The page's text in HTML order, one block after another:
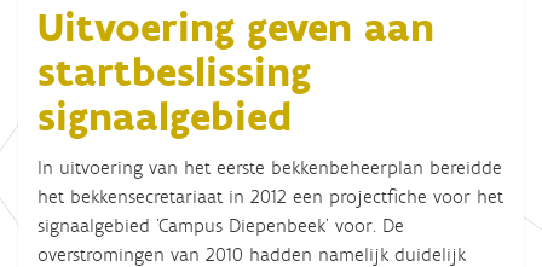
Uitvoering geven aan
startbeslissing
signaalgebied
In uitvoering van het eerste bekkenbeheerplan bereidde
het bekkensecretariaat in 2012 een projectfiche voor het
signaalgebied 'Campus Diepenbeek' voor. De
overstromingen van 2010 hadden namelijk duidelijk